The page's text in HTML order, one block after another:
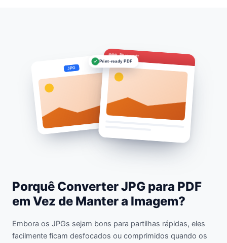
Print-ready PDF
JPG
Photo.pdf
Porquê Converter JPG para PDF
em Vez de Manter a Imagem?
Embora os JPGs sejam bons para partilhas rápidas, eles
facilmente ficam desfocados ou comprimidos quando os